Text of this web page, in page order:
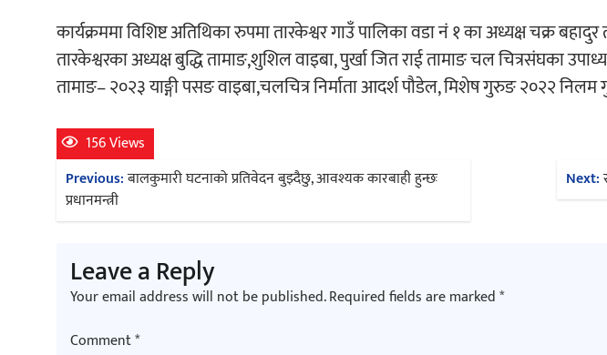
कार्यक्रममा विशिष्ट अतिथिका रुपमा तारकेश्वर गाउँ पालिका वडा नं १ का अध्यक्ष चक्र
तारकेश्वरका अध्यक्ष बुद्धि तामाङ,शुशिल वाइबा, पुर्खा जित राई तामाङ चल चित्रसंघका
तामाङ– २०२३ याङ्गी पसङ वाइबा,चलचित्र निर्माता आदर्श पौडेल, मिशेष गुरुङ २०२२ निलम
156 Views
Post
navigation
Previous:बालकुमारी घटनाको प्रतिवेदन बुझ्दैछु, आवश्यक कारबाही हुन्छः
प्रधानमन्त्री
Next:
Leave a Reply
Your email address will not be published.Required fields are marked*
Comment*